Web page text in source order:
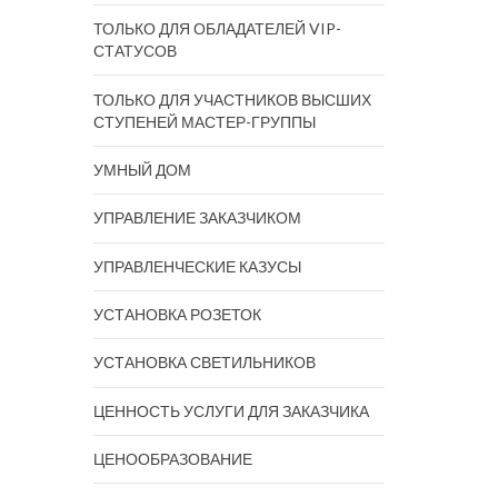
ТОЛЬКО ДЛЯ ОБЛАДАТЕЛЕЙ VIP-
СТАТУСОВ
ТОЛЬКО ДЛЯ УЧАСТНИКОВ ВЫСШИХ
СТУПЕНЕЙ МАСТЕР-ГРУППЫ
УМНЫЙ ДОМ
УПРАВЛЕНИЕ ЗАКАЗЧИКОМ
УПРАВЛЕНЧЕСКИЕ КАЗУСЫ
УСТАНОВКА РОЗЕТОК
УСТАНОВКА СВЕТИЛЬНИКОВ
ЦЕННОСТЬ УСЛУГИ ДЛЯ ЗАКАЗЧИКА
ЦЕНООБРАЗОВАНИЕ